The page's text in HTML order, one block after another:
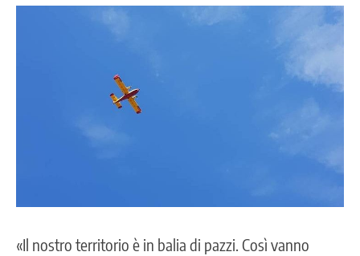
«Il nostro territorio è in balia di pazzi. Così vanno